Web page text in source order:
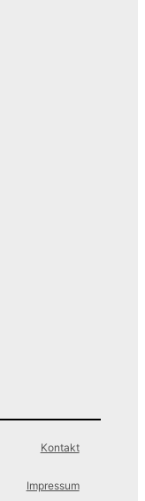
Kontakt
Impressum